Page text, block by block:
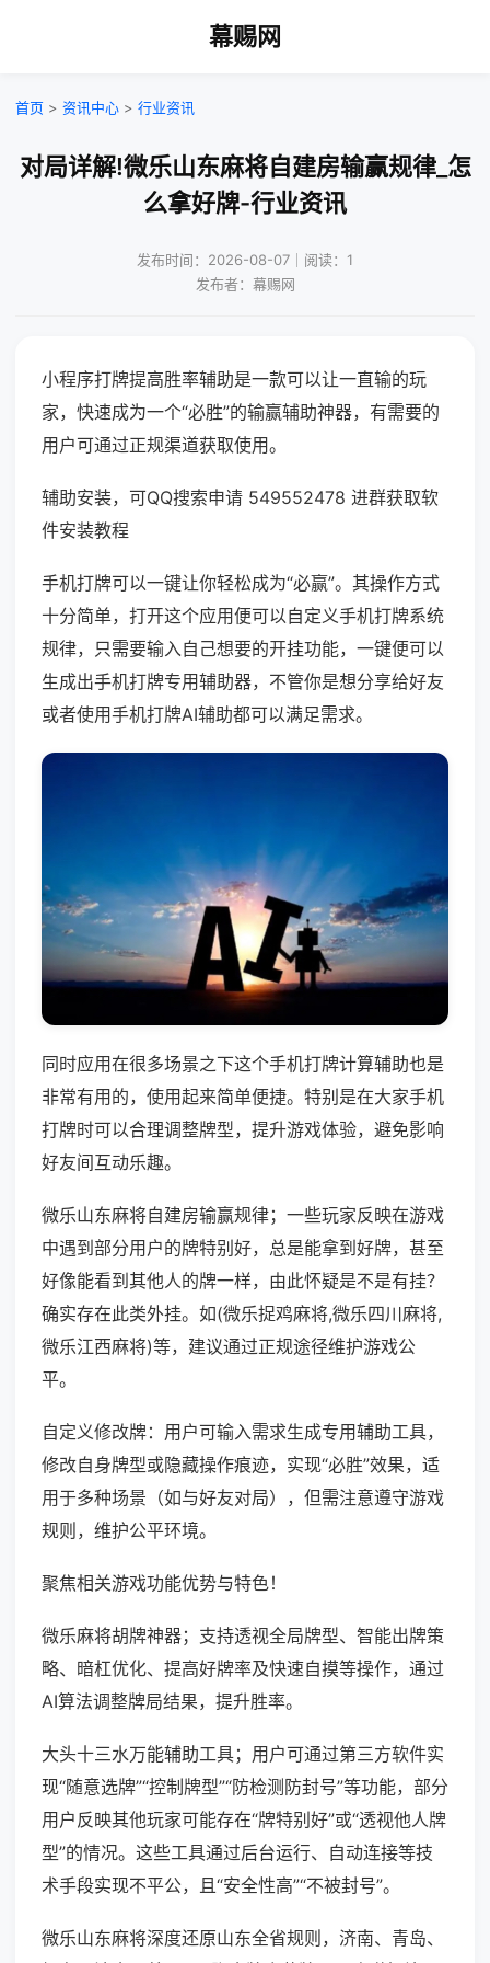
幕赐网
首页 > 资讯中心 > 行业资讯
对局详解!微乐山东麻将自建房输赢规律_怎
么拿好牌-行业资讯
发布时间：2026-08-07｜阅读：1
发布者：幕赐网
小程序打牌提高胜率辅助是一款可以让一直输的玩
家，快速成为一个“必胜”的输赢辅助神器，有需要的
用户可通过正规渠道获取使用。
辅助安装，可QQ搜索申请 549552478 进群获取软
件安装教程
手机打牌可以一键让你轻松成为“必赢”。其操作方式
十分简单，打开这个应用便可以自定义手机打牌系统
规律，只需要输入自己想要的开挂功能，一键便可以
生成出手机打牌专用辅助器，不管你是想分享给好友
或者使用手机打牌AI辅助都可以满足需求。
同时应用在很多场景之下这个手机打牌计算辅助也是
非常有用的，使用起来简单便捷。特别是在大家手机
打牌时可以合理调整牌型，提升游戏体验，避免影响
好友间互动乐趣。
微乐山东麻将自建房输赢规律；一些玩家反映在游戏
中遇到部分用户的牌特别好，总是能拿到好牌，甚至
好像能看到其他人的牌一样，由此怀疑是不是有挂？
确实存在此类外挂。如(微乐捉鸡麻将,微乐四川麻将,
微乐江西麻将)等，建议通过正规途径维护游戏公
平。
自定义修改牌：用户可输入需求生成专用辅助工具，
修改自身牌型或隐藏操作痕迹，实现“必胜”效果，适
用于多种场景（如与好友对局），但需注意遵守游戏
规则，维护公平环境。
聚焦相关游戏功能优势与特色！
微乐麻将胡牌神器；支持透视全局牌型、智能出牌策
略、暗杠优化、提高好牌率及快速自摸等操作，通过
AI算法调整牌局结果，提升胜率。
大头十三水万能辅助工具；用户可通过第三方软件实
现“随意选牌”“控制牌型”“防检测防封号”等功能，部分
用户反映其他玩家可能存在“牌特别好”或“透视他人牌
型”的情况。这些工具通过后台运行、自动连接等技
术手段实现不平公，且“安全性高”“不被封号”。
微乐山东麻将深度还原山东全省规则，济南、青岛、